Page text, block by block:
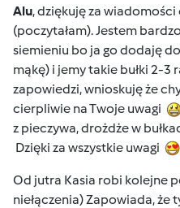
Alu, dziękuję za
(poczytałam). Jestem
siemieniu bo ja go dodaję
mąkę) i jemy takie bułki 2-3
zapowiedzi, wnioskuję że
cierpliwie na Twoje uwagi
z pieczywa, drożdże w
Dzięki za wszystkie uwagi
Od jutra Kasia robi kolejne
niełączenia) Zapowiada, że